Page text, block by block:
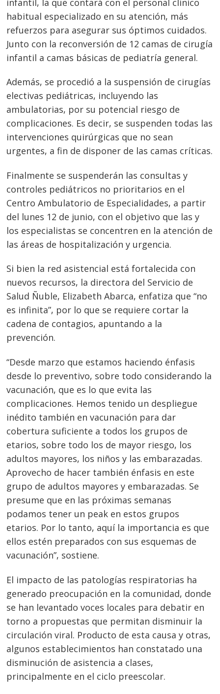
habitual especializado en su atención, más
refuerzos para asegurar sus óptimos cuidados.
Junto con la reconversión de 12 camas de cirugía
infantil a camas básicas de pediatría general.
Además, se procedió a la suspensión de cirugías
electivas pediátricas, incluyendo las
ambulatorias, por su potencial riesgo de
complicaciones. Es decir, se suspenden todas las
intervenciones quirúrgicas que no sean
urgentes, a fin de disponer de las camas críticas.
Finalmente se suspenderán las consultas y
controles pediátricos no prioritarios en el
Centro Ambulatorio de Especialidades, a partir
del lunes 12 de junio, con el objetivo que las y
los especialistas se concentren en la atención de
las áreas de hospitalización y urgencia.
Si bien la red asistencial está fortalecida con
nuevos recursos, la directora del Servicio de
Salud Ñuble, Elizabeth Abarca, enfatiza que “no
es infinita”, por lo que se requiere cortar la
cadena de contagios, apuntando a la
prevención.
“Desde marzo que estamos haciendo énfasis
desde lo preventivo, sobre todo considerando la
vacunación, que es lo que evita las
complicaciones. Hemos tenido un despliegue
inédito también en vacunación para dar
cobertura suficiente a todos los grupos de
etarios, sobre todo los de mayor riesgo, los
adultos mayores, los niños y las embarazadas.
Aprovecho de hacer también énfasis en este
grupo de adultos mayores y embarazadas. Se
presume que en las próximas semanas
podamos tener un peak en estos grupos
etarios. Por lo tanto, aquí la importancia es que
ellos estén preparados con sus esquemas de
vacunación”, sostiene.
El impacto de las patologías respiratorias ha
generado preocupación en la comunidad, donde
se han levantado voces locales para debatir en
torno a propuestas que permitan disminuir la
circulación viral. Producto de esta causa y otras,
algunos establecimientos han constatado una
disminución de asistencia a clases,
principalmente en el ciclo preescolar.